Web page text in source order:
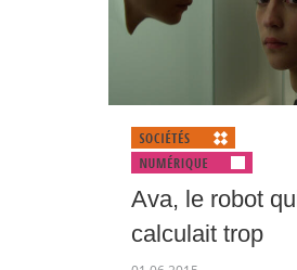
Ava, le robot
calculait trop